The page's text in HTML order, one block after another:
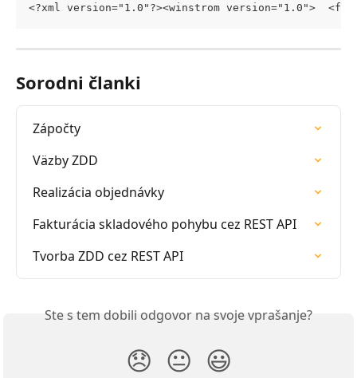
<?xml version="1.0"?><winstrom version="1.0">
Sorodni članki
Zápočty
Väzby ZDD
Realizácia objednávky
Fakturácia skladového pohybu cez REST API
Tvorba ZDD cez REST API
Ste s tem dobili odgovor na svoje vprašanje?
😞 😐 😃